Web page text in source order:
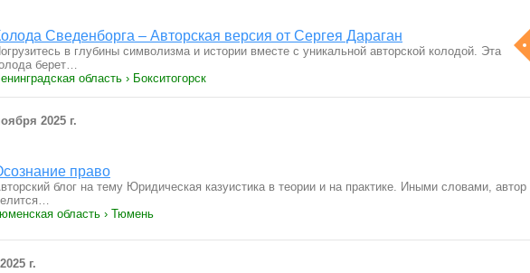
Сведенборга – Авторская версия от Сергея Дараган
в глубины символизма и истории вместе с уникальной авторской колодой. Эта
берет…
область › Бокситогорск
2025 г.
право
блог на тему Юридическая казуистика в теории и на практике. Иными словами, автор
область › Тюмень
г.